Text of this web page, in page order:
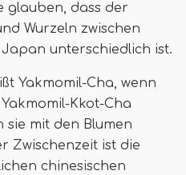
glauben, dass der
Wurzeln zwischen
unterschiedlich ist.
Yakmomil-Cha, wenn
Kkot-Cha
sie mit den Blumen
Zwischenzeit ist die
chinesischen